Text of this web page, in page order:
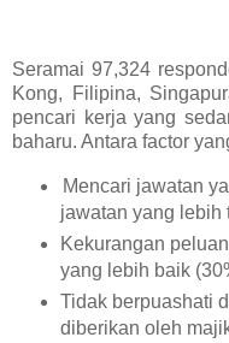
Seramai 97,324
Kong, Filipina,
pencari kerja yang
baharu. Antara factor
Mencari jawatan
jawatan yang lebih
Kekurangan
yang lebih baik
Tidak berpuashati
diberikan oleh